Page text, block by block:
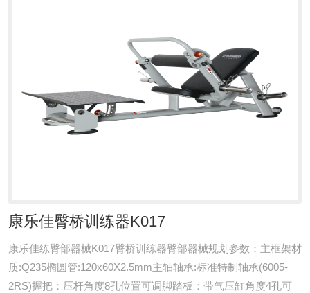
康乐佳臀桥训练器K017
康乐佳练臀部器械K017臀桥训练器臀部器械规划参数：主框架材
质:Q235椭圆管:120x60X2.5mm主轴轴承:标准特制轴承(6005-
2RS)握把：压杆角度8孔位置可调脚踏板：带气压缸角度4孔可